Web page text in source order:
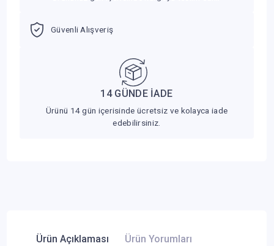
Güvenli Alışveriş
14 GÜNDE İADE
Ürünü 14 gün içerisinde ücretsiz ve kolayca iade
edebilirsiniz.
Ürün Açıklaması Ürün Yorumları